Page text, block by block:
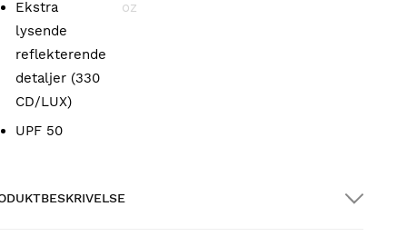
Ekstra
lysende
reflekterende
detaljer (330
CD/LUX)
UPF 50
oz